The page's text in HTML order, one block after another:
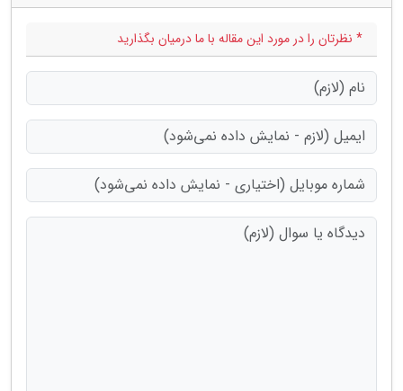
* نظرتان را در مورد این مقاله با ما درمیان بگذارید